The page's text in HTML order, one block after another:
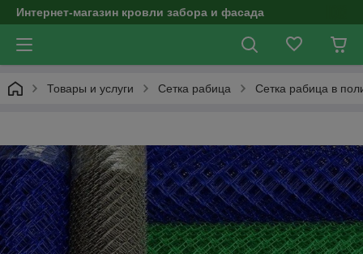
Интернет-магазин кровли забора и фасада
Товары и услуги Сетка рабица Сетка рабица в